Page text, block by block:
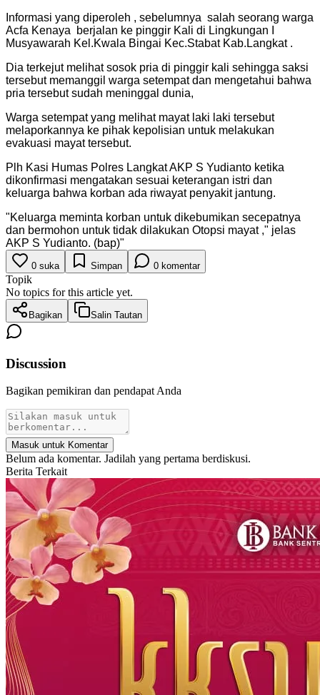
Informasi yang diperoleh , sebelumnya salah seorang warga
Acfa Kenaya berjalan ke pinggir Kali di Lingkungan I
Musyawarah Kel.Kwala Bingai Kec.Stabat Kab.Langkat .
Dia terkejut melihat sosok pria di pinggir kali sehingga saksi
tersebut memanggil warga setempat dan mengetahui bahwa
pria tersebut sudah meninggal dunia,
Warga setempat yang melihat mayat laki laki tersebut
melaporkannya ke pihak kepolisian untuk melakukan
evakuasi mayat tersebut.
Plh Kasi Humas Polres Langkat AKP S Yudianto ketika
dikonfirmasi mengatakan sesuai keterangan istri dan
keluarga bahwa korban ada riwayat penyakit jantung.
"Keluarga meminta korban untuk dikebumikan secepatnya
dan bermohon untuk tidak dilakukan Otopsi mayat ," jelas
AKP S Yudianto. (bap)"
0 suka Simpan 0 komentar
Topik
No topics for this article yet.
Bagikan Salin Tautan
Discussion
Bagikan pemikiran dan pendapat Anda
Masuk untuk Komentar
Belum ada komentar. Jadilah yang pertama berdiskusi.
Berita Terkait